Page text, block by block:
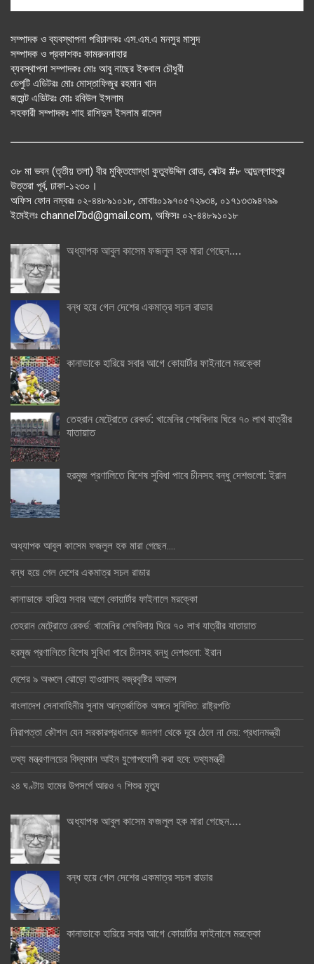
সম্পাদক ও ব্যবস্থাপনা পরিচালকঃ এস.এম.এ মনসুর মাসুদ
সম্পাদক ও প্রকাশকঃ কামরুননাহার
ব্যবস্থাপনা সম্পাদকঃ মোঃ আবু নাছের ইকবাল চৌধুরী
ডেপুটি এডিটরঃ মোঃ মোস্তাফিজুর রহমান খান
জয়েন্ট এডিটরঃ মোঃ রবিউল ইসলাম
সহকারী সম্পাদকঃ শাহ রাশিদুল ইসলাম রাসেল
৩৮ মা ভবন (তৃতীয় তলা) বীর মুক্তিযোদ্ধা কুতুবউদ্দিন রোড, সেক্টর #৮ আব্দুল্লাহপুর
উত্তরা পূর্ব, ঢাকা-১২৩০।
অফিস ফোন নম্বরঃ ০২-৪৪৮৯১০১৮, মোবাঃ০১৯৭০৫৭২৯৩৪, ০১৭১৩৩৯৪৭৯৯
ইমেইলঃ channel7bd@gmail.com, অফিসঃ ০২-৪৪৮৯১০১৮
অধ্যাপক আবুল কাসেম ফজলুল হক মারা গেছেন….
বন্ধ হয়ে গেল দেশের একমাত্র সচল রাডার
কানাডাকে হারিয়ে সবার আগে কোয়ার্টার ফাইনালে মরক্কো
তেহরান মেট্রোতে রেকর্ড: খামেনির শেষবিদায় ঘিরে ৭০ লাখ যাত্রীর
যাতায়াত
হরমুজ প্রণালিতে বিশেষ সুবিধা পাবে চীনসহ বন্ধু দেশগুলো: ইরান
অধ্যাপক আবুল কাসেম ফজলুল হক মারা গেছেন….
বন্ধ হয়ে গেল দেশের একমাত্র সচল রাডার
কানাডাকে হারিয়ে সবার আগে কোয়ার্টার ফাইনালে মরক্কো
তেহরান মেট্রোতে রেকর্ড: খামেনির শেষবিদায় ঘিরে ৭০ লাখ যাত্রীর যাতায়াত
হরমুজ প্রণালিতে বিশেষ সুবিধা পাবে চীনসহ বন্ধু দেশগুলো: ইরান
দেশের ৯ অঞ্চলে ঝোড়ো হাওয়াসহ বজ্রবৃষ্টির আভাস
বাংলাদেশ সেনাবাহিনীর সুনাম আন্তর্জাতিক অঙ্গনে সুবিদিত: রাষ্ট্রপতি
নিরাপত্তা কৌশল যেন সরকারপ্রধানকে জনগণ থেকে দূরে ঠেলে না দেয়: প্রধানমন্ত্রী
তথ্য মন্ত্রণালয়ের বিদ্যমান আইন যুগোপযোগী করা হবে: তথ্যমন্ত্রী
২৪ ঘণ্টায় হামের উপসর্গে আরও ৭ শিশুর মৃত্যু
অধ্যাপক আবুল কাসেম ফজলুল হক মারা গেছেন….
বন্ধ হয়ে গেল দেশের একমাত্র সচল রাডার
কানাডাকে হারিয়ে সবার আগে কোয়ার্টার ফাইনালে মরক্কো